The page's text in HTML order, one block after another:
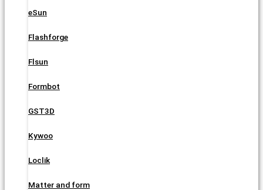
eSun
Flashforge
Flsun
Formbot
GST3D
Kywoo
Loclik
Matter and form